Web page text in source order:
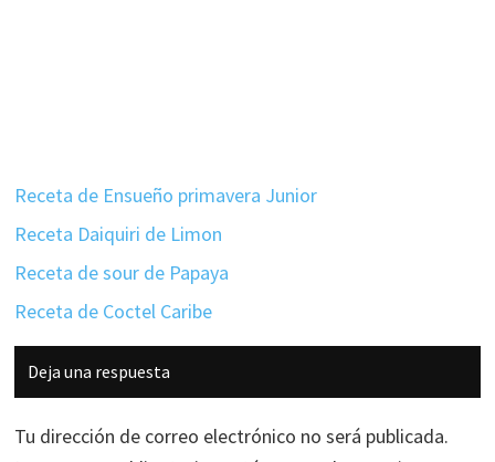
Receta de Ensueño primavera Junior
Receta Daiquiri de Limon
Receta de sour de Papaya
Receta de Coctel Caribe
Interacciones
con
los
Deja una respuesta
Tu dirección de correo electrónico no será publicada.